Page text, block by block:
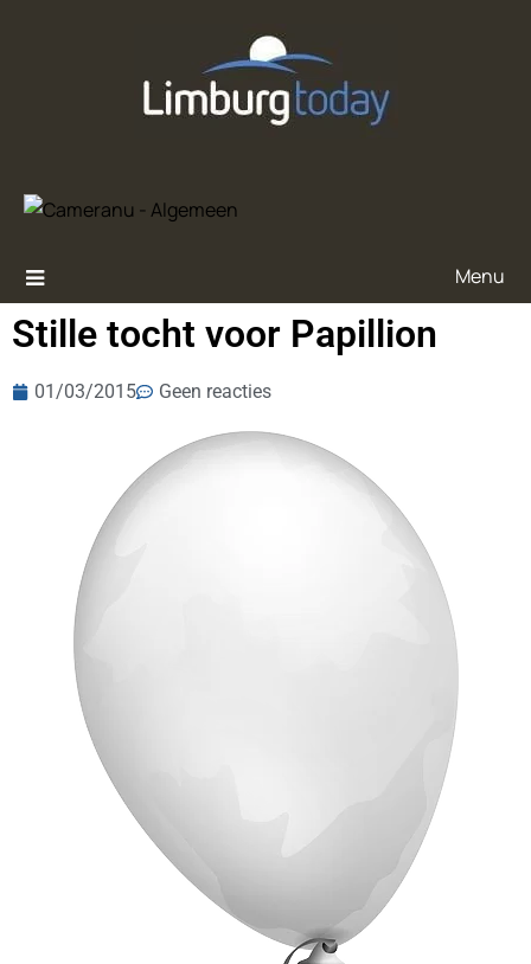
Menu
Stille tocht voor Papillion
01/03/2015 Geen reacties